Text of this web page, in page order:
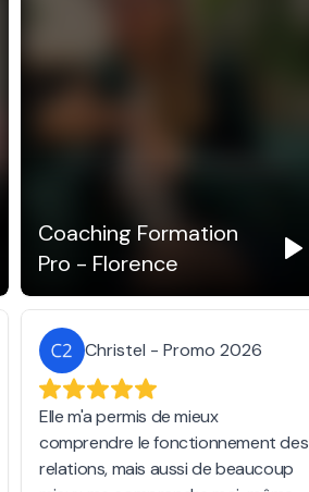
Coaching Formation
Pro - Florence
Christel - Promo 2026
Elle m'a permis de mieux
comprendre le fonctionnement des
relations, mais aussi de beaucoup